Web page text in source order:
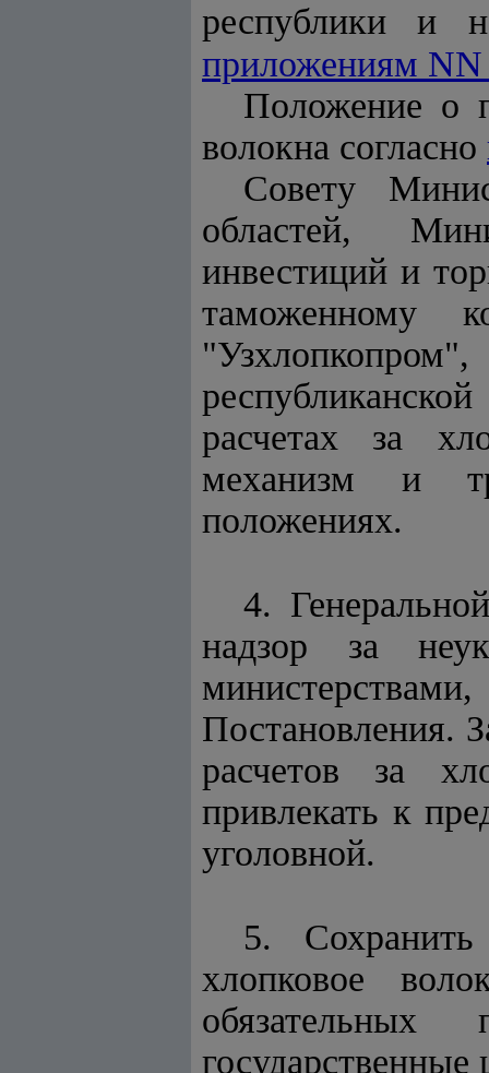
республики и
приложениям NN
Положение о
волокна согласно
Совету
областей,
инвестиций и
таможенному
расчетах за
механизм и
положениях.
4.
надзор за
Постановления.
расчетов за
привлекать к
уголовной.
5.
хлопковое